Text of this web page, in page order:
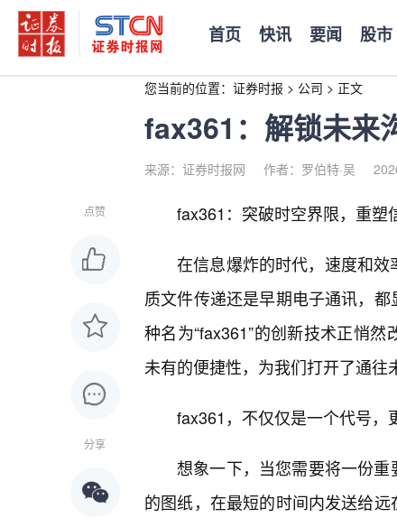
首页 快讯 要闻 股市
您当前的位置： 证券时报 > 公司 > 正文
fax361：解锁未来
来源：证券时报网 作者：罗伯特·吴
点赞
分享
fax361：突破时空界限，重塑
在信息爆炸的时代，速度和
质文件传递还是早期电子通讯，
种名为“fax361”的创新技术正悄
未有的便捷性，为我们打开了通往
fax361，不仅仅是一个代号，
想象一下，当您需要将一份
的图纸，在最短的时间内发送给